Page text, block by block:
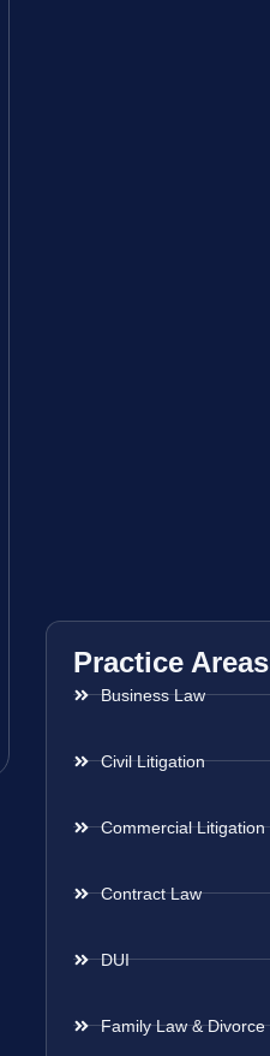
Practice Areas
Business Law
Civil Litigation
Commercial Litigation
Contract Law
DUI
Family Law & Divorce